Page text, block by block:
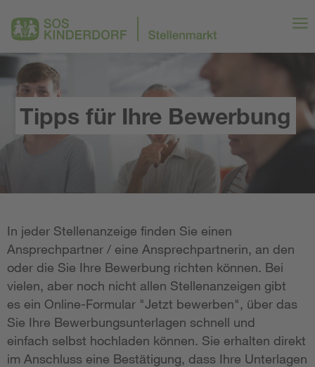
Tipps für Ihre Bewerbung
In jeder Stellenanzeige finden Sie einen
Ansprechpartner / eine Ansprechpartnerin, an den
oder die Sie Ihre Bewerbung richten können. Bei
vielen, aber noch nicht allen Stellenanzeigen gibt
es ein Online-Formular "Jetzt bewerben", über das
Sie Ihre Bewerbungsunterlagen schnell und
einfach selbst hochladen können. Sie erhalten direkt
im Anschluss eine Bestätigung, dass Ihre Unterlagen